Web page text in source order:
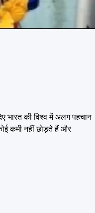
भारत की विश्व में अलग पहचान
कमी नहीं छोड़ते हैं और